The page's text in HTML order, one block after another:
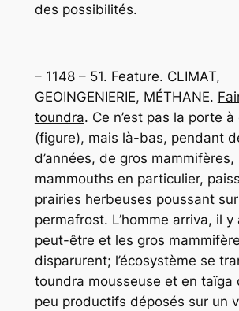
des possibilités.
– 1148 – 51. Feature. CLIMAT,
GEOINGENIERIE, MÉTHANE.
toundra. Ce n’est pas la porte à
(figure), mais là-bas, pendant
d’années, de gros mammifères,
mammouths en particulier,
prairies herbeuses poussant
permafrost. L’homme arriva, il y
peut-être et les gros
disparurent; l’écosystème se
toundra mousseuse et en taïga
peu productifs déposés sur un